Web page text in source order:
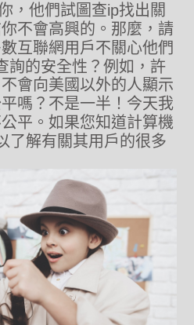
，他們試圖查ip找出關
不會高興的。那麼，請
互聯網用戶不關心他們
詢的安全性？例如，許
會向美國以外的人顯示
嗎？不是一半！今天我
平。如果您知道計算機
了解有關其用戶的很多